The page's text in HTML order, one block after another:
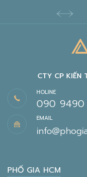
HOLINE
090 9490
CTY CP KIẾN
EMAIL
PHỐ GIA HCM